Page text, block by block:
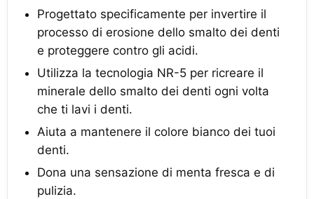
Progettato specificamente per invertire il
processo di erosione dello smalto dei denti
e proteggere contro gli acidi.
Utilizza la tecnologia NR-5 per ricreare il
minerale dello smalto dei denti ogni volta
che ti lavi i denti.
Aiuta a mantenere il colore bianco dei tuoi
denti.
Dona una sensazione di menta fresca e di
pulizia.